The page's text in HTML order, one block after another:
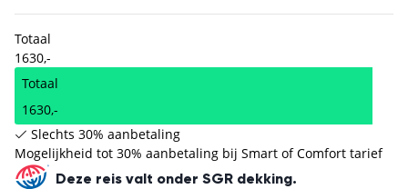
Totaal
1630,-
Totaal
1630,-
Slechts 30% aanbetaling
Mogelijkheid tot 30% aanbetaling bij Smart of Comfort tarief
Deze reis valt onder SGR dekking.